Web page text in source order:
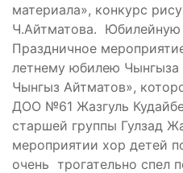
материала», конкурс
Ч.Айтматова.
Праздничное
летнему юбилею
Чынгыз Айтматов»,
ДОО №61 Жазгуль
старшей группы Гулзад
мероприятии хор детей
очень трогательно спел